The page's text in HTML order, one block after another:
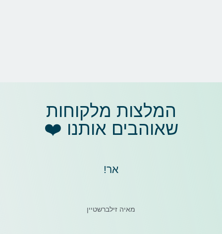
המלצות מלקוחות
שאוהבים אותנו ❤️
אר!
מאיה זילברשטיין